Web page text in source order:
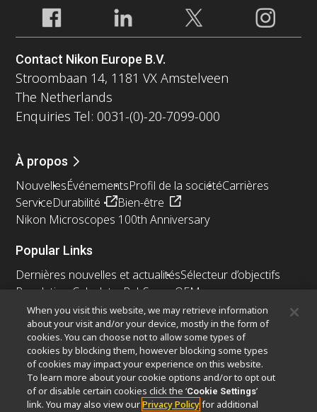
Contact Nikon Europe B.V.
Stroombaan 14, 1181 VX Amstelveen
The Netherlands
Enquiries Tel: 0031-(0)-20-7099-000
À propos
NouvellesÉvénementsProfil de la sociétéCarrières
ServiceDurabilité
Bien-être
Nikon Microscopes 100th Anniversary
Popular Links
Dernières nouvelles et actualitésSélecteur d’objectifs
Resolution Calculator PubScope OEM
Nikon Small World
MicroscopyU
Autres Produits Nikon
Produits d'imagerie
Microscopie industrielle et métrologie
Systèmes de lithographie à semi-conducteurs
When you visit this website, we may retrieve information
about your visit and/or your device, mostly in the form of
cookies. You can choose not to allow some types of
cookies by blocking them, however blocking some types
of cookies may impact your experience on this website.
To learn more about your cookie options and/or to opt out
of or disable certain cookies click the ‘Cookie Settings’
link. You may also view ourPrivacy Policyfor additional